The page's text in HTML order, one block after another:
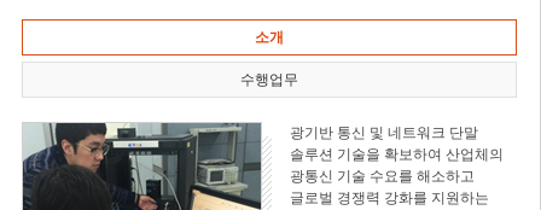
소개
수행업무
광기반 통신 및 네트워크 단말
솔루션 기술을 확보하여 산업체의
광통신 기술 수요를 해소하고
글로벌 경쟁력 강화를 지원하는